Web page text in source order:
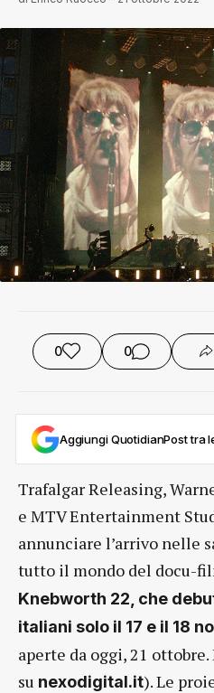
0 0
Aggiungi QuotidianPost tra
Trafalgar Releasing,
e MTV Entertainment
annunciare l’arrivo nelle
tutto il mondo del docu-
Knebworth 22, che
italiani solo il 17 e il 18
aperte da oggi, 21 ottobre.
su nexodigital.it). Le